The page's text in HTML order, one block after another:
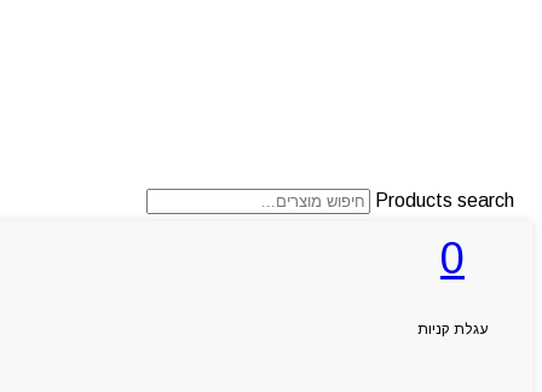
0
עגלת קניות
Products search
אודותניו